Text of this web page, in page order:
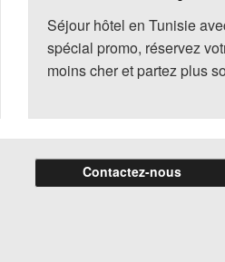
Séjour hôtel en Tunisie
spécial promo, réservez
moins cher et partez plus
Contactez-nous